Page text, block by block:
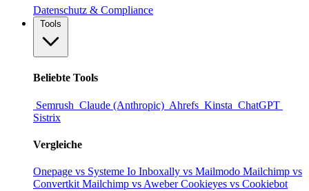
Datenschutz & Compliance
Beliebte Tools
Semrush Claude (Anthropic) Ahrefs Kinsta ChatGPT
Sistrix
Vergleiche
Onepage vs Systeme Io Inboxally vs Mailmodo Mailchimp vs
Convertkit Mailchimp vs AweberCookieyes vs Cookiebot